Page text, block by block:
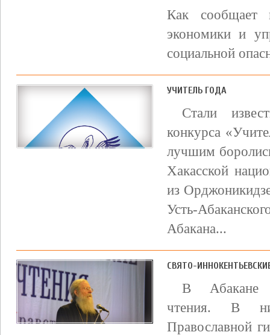
Как сообщает
экономики и
социальной
УЧИТЕЛЬ ГОДА
Стали
конкурса
лучшим
Хакасской
из
Усть-
Абакана...
СВЯТО-
В Абакане
чтения. В
Православной